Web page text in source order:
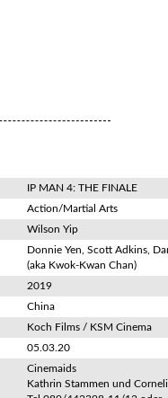
IP MAN 4: THE FINALE
Action/Martial Arts
Wilson Yip
Donnie Yen, Scott Adkins,
(aka Kwok-Kwan Chan)
2019
China
Koch Films / KSM Cinema
05.03.20
Cinemaids
Kathrin Stammen und